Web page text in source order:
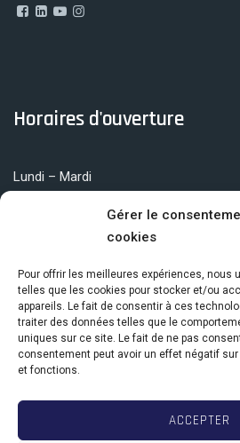
Gérer le
cookies
Pour offrir les meilleures expériences, nous
telles que les cookies pour stocker et/ou
appareils. Le fait de consentir à ces
traiter des données telles que le
uniques sur ce site. Le fait de ne pas
consentement peut avoir un effet négatif
et fonctions.
ACCEPTER
Horaires d'ouverture
Lundi – Mardi
Nous localiser
18 avenue de la Jonchère
78170 La Celle-Saint-Cloud